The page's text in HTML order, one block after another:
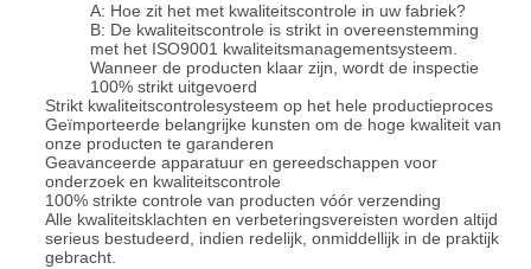
A: Hoe zit het met kwaliteitscontrole in uw fabriek?
B: De kwaliteitscontrole is strikt in overeenstemming
met het ISO9001 kwaliteitsmanagementsysteem.
Wanneer de producten klaar zijn, wordt de inspectie
100% strikt uitgevoerd
Strikt kwaliteitscontrolesysteem op het hele productieproces
Geïmporteerde belangrijke kunsten om de hoge kwaliteit van
onze producten te garanderen
Geavanceerde apparatuur en gereedschappen voor
onderzoek en kwaliteitscontrole
100% strikte controle van producten vóór verzending
Alle kwaliteitsklachten en verbeteringsvereisten worden altijd
serieus bestudeerd, indien redelijk, onmiddellijk in de praktijk
gebracht.